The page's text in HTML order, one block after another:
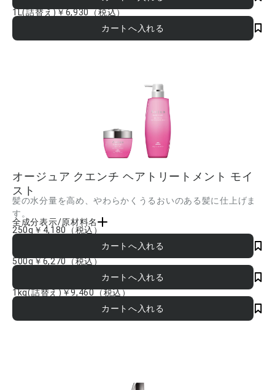
ステアリン酸PEG-40水添ヒマシ油、ココイルイセチオン酸Na、ラウロイルアスパラ
ギン酸Na、ラウレス-16、グリチルリチン酸2K、サクシニルグリチルレチン酸2Na、
リンゴ酸、グリセリン、BG、エタノール、水酸化Na、メチルクロロイソチアゾリノ
ン、メチルイソチアゾリノン、香料 ■成分内容は商品の改良等により更新される場合
があります。実際の成分は商品の表示をご覧ください。
1L(詰替え)￥6,930（税込）
オージュア クエンチ ヘアトリートメント モイ
スト
髪の水分量を高め、やわらかくうるおいのある髪に仕上げま
す。
全成分表示/原材料名
水、ステアリルアルコール、ジメチコン、テトラオクタン酸ペンタエリスリチル、ア
モジメチコン、ステアリルトリモニウムブロミド、セタノール、イソプロパノール、
イソノナン酸イソトリデシル、PEG-20、トレハロース、イソステアリン酸イソステア
リル、スクワラン、ヒアルロン酸Na、アルギニン、グルタミン酸、ヒマワリ種子油、
ラノリン脂肪酸コレステリル、ジステアリン酸ポリグリセリル-10、ジステアリルジモ
ニウムクロリド、ジココジモニウムクロリド、ステアルトリモニウムクロリド、テト
ラオレイン酸ソルベス-60、BHT、EDTA-2Na、メチルイソチアゾリノン、香料 ■成
分内容は商品の改良等により更新される場合があります。実際の成分は商品の表示を
250g ￥4,180 （税込）
500g￥6,270（税込）
1kg(詰替え)￥9,460（税込）